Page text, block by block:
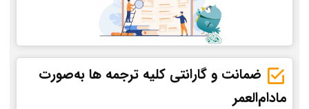
ضمانت و گارانتی کلیه ترجمه ها به‌صورت
مادام‌العمر